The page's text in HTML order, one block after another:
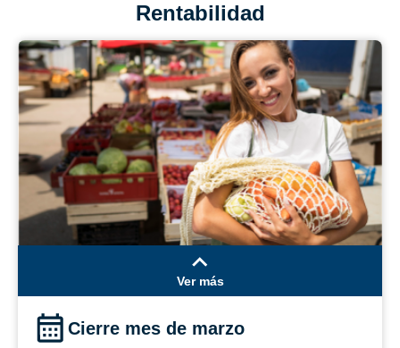
Rentabilidad
Ver más
Cierre mes de marzo